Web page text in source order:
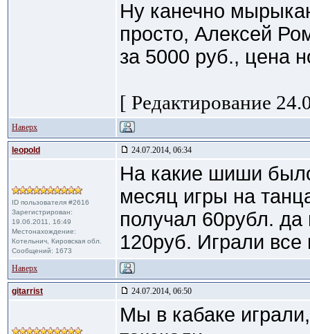
Ну канечно
просто, Алексей
за 5000 руб., цена
[ Редактирование
Наверх
leopold 24.07.2014, 06:34
ID пользователя #2616
Зарегистрирован:
19.06.2011, 16:49
Местонахождение:
Котельнич, Кировская обл.
Сообщений: 1673
На какие шиши
месяц игры на
получал 60рубл.
120руб. Играли все
Наверх
gitarrist 24.07.2014, 06:50
Мы в кабаке